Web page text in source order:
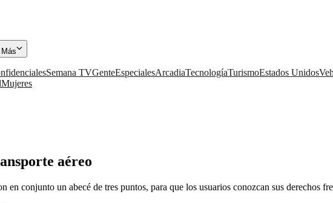
Más
Semana TVGenteEspecialesArcadiaTecnologíaTurismoEstados Unidos
Mujeres
aéreo
conjunto un abecé de tres puntos, para que los usuarios conozcan sus derechos